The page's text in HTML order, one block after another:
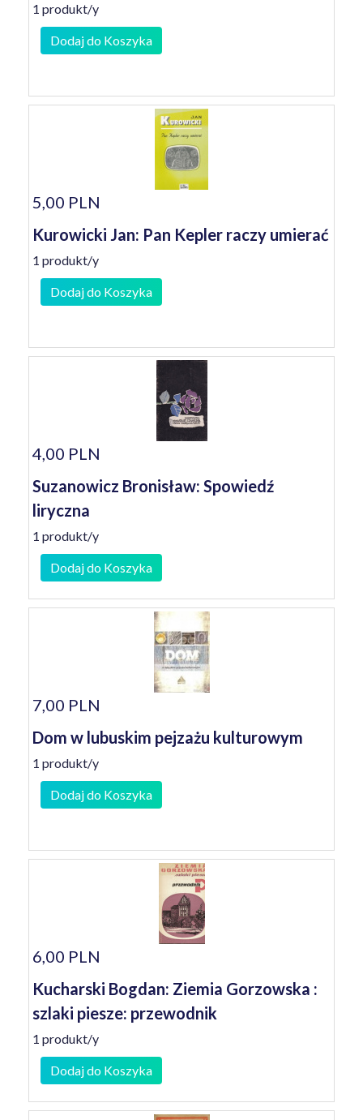
1 produkt/y
Dodaj do Koszyka
5,00 PLN
Kurowicki Jan: Pan Kepler raczy umierać
1 produkt/y
Dodaj do Koszyka
4,00 PLN
Suzanowicz Bronisław: Spowiedź
liryczna
1 produkt/y
Dodaj do Koszyka
7,00 PLN
Dom w lubuskim pejzażu kulturowym
1 produkt/y
Dodaj do Koszyka
6,00 PLN
Kucharski Bogdan: Ziemia Gorzowska :
szlaki piesze: przewodnik
1 produkt/y
Dodaj do Koszyka